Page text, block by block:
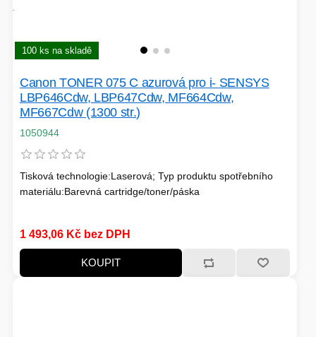
100 ks na skladě
Canon TONER 075 C azurová pro i- SENSYS
LBP646Cdw, LBP647Cdw, MF664Cdw,
MF667Cdw (1300 str.)
1050944
Tisková technologie:Laserová; Typ produktu spotřebního
materiálu:Barevná cartridge/toner/páska
1 493,06 Kč bez DPH
KOUPIT